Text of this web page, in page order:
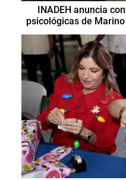
INADEH anuncia
psicológicas de